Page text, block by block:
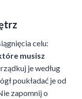
celu:
musisz
je według
poukładać je od
zapomnij o